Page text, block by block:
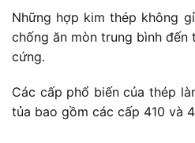
Những hợp kim thép không
chống ăn mòn trung bình
cứng.
Các cấp phổ biến của thép
tủa bao gồm các cấp 410 và